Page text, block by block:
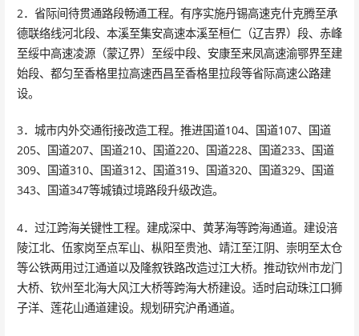
2．省际间待贯通路段畅通工程。有序实施丹锡高速克什克腾至承
德联络线河北段、本溪至集安高速本溪至桓仁（辽吉界）段、赤峰
至绥中高速凌源（蒙辽界）至绥中段、安康至来凤高速渝鄂界至建
始段、都匀至香格里拉高速西昌至香格里拉段等省际高速公路建
设。
3．城市内外交通衔接改造工程。推进国道104、国道107、国道
205、国道207、国道210、国道220、国道228、国道233、国道
309、国道310、国道312、国道319、国道320、国道329、国道
343、国道347等城镇过境路段升级改造。
4．过江跨海关键性工程。建成深中、黄茅海等跨海通道。建设涪
陵江北、伍家岗至点军山、枞阳至贵池、靖江至江阴、崇明至太仓
等公铁两用过江通道以及隆叙铁路改造过江大桥。推动钦州市龙门
大桥、钦州至北海大风江大桥等跨海大桥建设。适时启动珠江口狮
子洋、莲花山通道建设。规划研究沪甬通道。